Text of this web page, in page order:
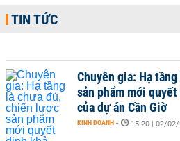
TIN TỨC
Chuyên gia: Hạ
sản phẩm mới
của dự án Cần Giờ
KINH DOANH - 15:20 | 02/